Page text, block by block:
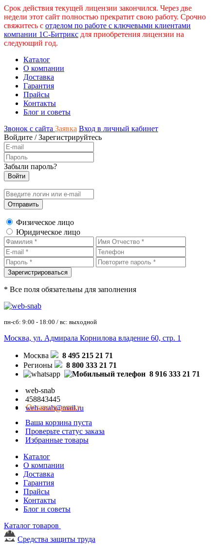
Срок действия текущей лицензии закончился. Через две
недели этот сайт полностью прекратит свою работу. Срочно
свяжитесь с отделом по работе с ключевыми клиентами
компании 1С-Битрикс для приобретения лицензии на
следующий год.
Каталог
О компании
Доставка
Гарантия
Прайсы
Контакты
Блог и советы
Звонок с сайта Заявка Вход в личный кабинет
Войдите /Зарегистрируйтесь
Забыли пароль?
Физическое лицо
Юридическое лицо
* Все поля обязательны для заполнения
пн-сб: 9:00 - 18:00 / вс: выходной
Москва, ул. Адмирала Корнилова владение 60, стр. 1
Москва
8 495 215 21 71
Регионы
8 800 333 21 71
8 916 333 21 71
web-snab
458843445
web-snab@mail.ru
Оставить заявку
Ваша корзина пуста
Проверьте статус заказа
Избранные товары
Каталог
О компании
Доставка
Гарантия
Прайсы
Контакты
Блог и советы
Каталог товаров
Средства защиты труда